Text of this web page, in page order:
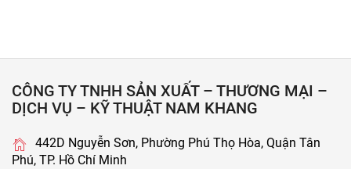
CÔNG TY TNHH SẢN XUẤT – THƯƠNG MẠI –
DỊCH VỤ – KỸ THUẬT NAM KHANG
442D Nguyễn Sơn, Phường Phú Thọ Hòa, Quận Tân
Phú, TP. Hồ Chí Minh